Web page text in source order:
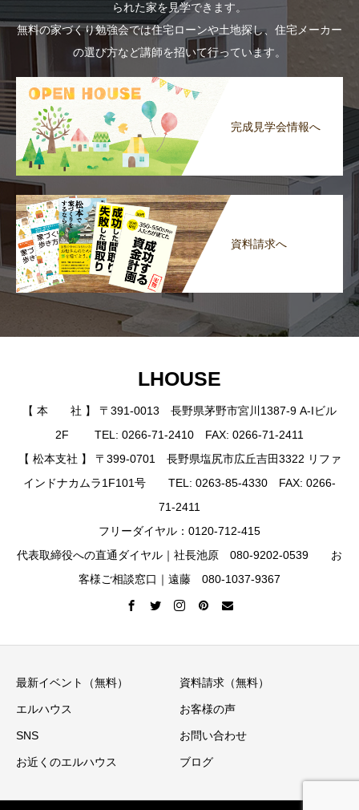
られた家を見学できます。
無料の家づくり勉強会では住宅ローンや土地探し、住宅メーカー
の選び方など講師を招いて行っています。
完成見学会情報へ
資料請求へ
LHOUSE
【 本 社 】 〒391-0013 長野県茅野市宮川1387-9 A-Iビル
2F TEL: 0266-71-2410 FAX: 0266-71-2411
【 松本支社 】 〒399-0701 長野県塩尻市広丘吉田3322 リファ
インドナカムラ1F101号 TEL: 0263-85-4330 FAX: 0266-
71-2411
フリーダイヤル：0120-712-415
代表取締役への直通ダイヤル｜社長池原 080-9202-0539 お
客様ご相談窓口｜遠藤 080-1037-9367
最新イベント（無料） 資料請求（無料）
エルハウス お客様の声
SNS お問い合わせ
お近くのエルハウス ブログ